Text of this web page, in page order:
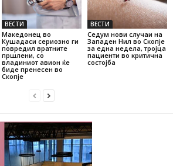
ВЕСТИ
Македонец во
Кушадаси сериозно ги
повредил вратните
пршлени, со
владиниот авион ќе
биде пренесен во
Скопје
ВЕСТИ
Седум нови случаи на
Западен Нил во Скопје
за една недела, тројца
пациенти во критична
состојба